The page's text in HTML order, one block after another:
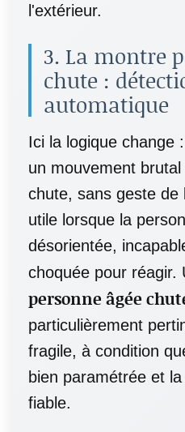
l'extérieur.
3. La montre
chute :
automatique
Ici la logique change
un mouvement
chute, sans geste de
utile lorsque la
désorientée,
choquée pour réagir.
personne âgée
particulièrement
fragile, à condition
bien paramétrée et
fiable.